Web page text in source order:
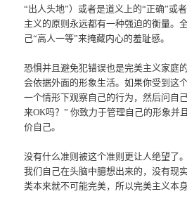
“出人头地”）或者是道义上的“正确”或
主义的原则永远都有一种强迫的衡量。
己“高人一等”来掩藏内心的羞耻感。
恐惧并且避免犯错误也是完美主义家庭
会依据外面的形象生活。如果你受到这
一个情形下观察自己的行为，然后问自
来OK吗？” 你致力于管理自己的形象并
价自己。
没有什么准则被这个准则更让人绝望了
我们自己在头脑中臆想出来的，没有现
类本来就不可能完美，所以完美主义本